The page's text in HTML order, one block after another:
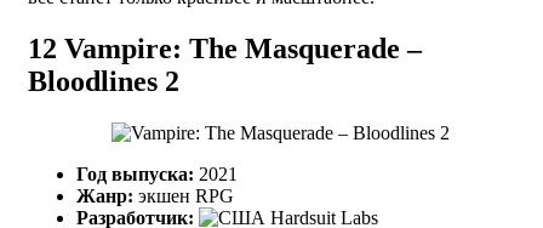
12 Vampire: The Masquerade –
Bloodlines 2
Год выпуска: 2021
Жанр: экшен RPG
Разработчик:
Hardsuit Labs